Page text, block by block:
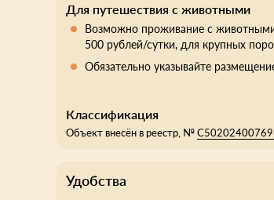
Для путешествия с животными
Возможно проживание с
500 рублей/сутки, для крупных
Обязательно указывайте
Классификация
Объект внесён в реестр, №
Удобства